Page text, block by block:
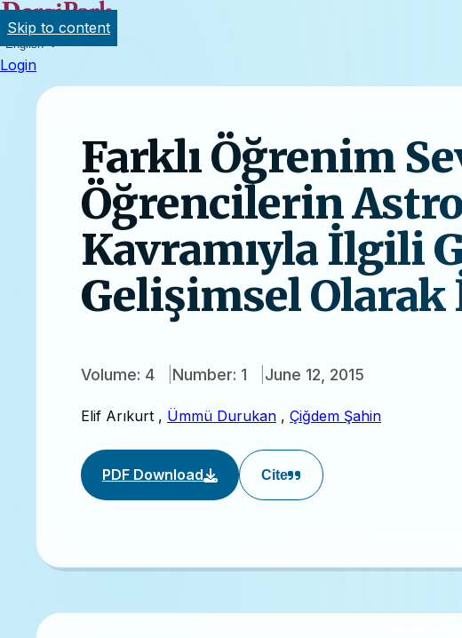
English
Login
Farklı Öğrenim
Öğrencilerin
Kavramıyla İlgili
Gelişimsel
Volume: 4 Number: 1 June 12, 2015
Elif Arıkurt , Ümmü Durukan , Çiğdem Şahin
PDF Download Cite
Skip to content